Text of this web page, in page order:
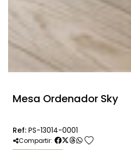
Mesa Ordenador Sky
Ref: PS-13014-0001
Compartir: favorite